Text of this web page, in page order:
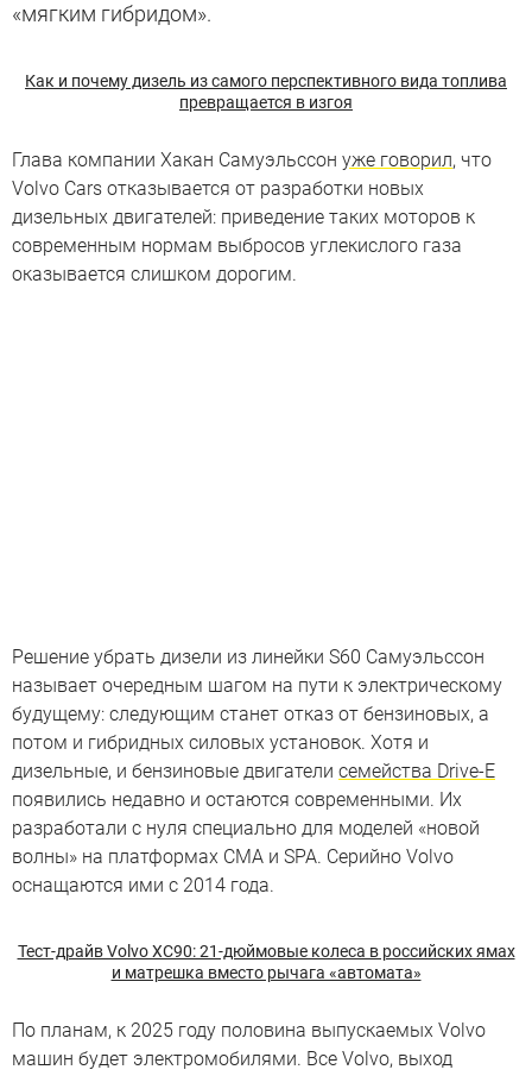
«мягким гибридом».
Как и почему дизель из самого перспективного вида топлива
превращается в изгоя
Глава компании Хакан Самуэльссон уже говорил, что
Volvo Cars отказывается от разработки новых
дизельных двигателей: приведение таких моторов к
современным нормам выбросов углекислого газа
оказывается слишком дорогим.
Решение убрать дизели из линейки S60 Самуэльссон
называет очередным шагом на пути к электрическому
будущему: следующим станет отказ от бензиновых, а
потом и гибридных силовых установок. Хотя и
дизельные, и бензиновые двигатели семейства Drive-E
появились недавно и остаются современными. Их
разработали с нуля специально для моделей «новой
волны» на платформах CMA и SPA. Серийно Volvo
оснащаются ими с 2014 года.
Тест-драйв Volvo XC90: 21-дюймовые колеса в российских ямах
и матрешка вместо рычага «автомата»
По планам, к 2025 году половина выпускаемых Volvo
машин будет электромобилями. Все Volvo, выход